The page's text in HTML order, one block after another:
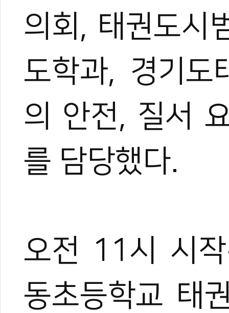
의회, 태권도시
도학과, 경기
의 안전, 질서
를 담당했다.
오전 11시 시
동초등학교 태
태권도 경기인 출신의 태
트 KOICA 국제협력요원
장 중심의 심층 취재를 이
작, 대회 중계방송 캐스터,
텐츠를 다각화해 온 전문
과 콘텐츠 제작 및 홍보 마
이온 대표이사를 맡고 있
야)와 대학 겸임교수로도